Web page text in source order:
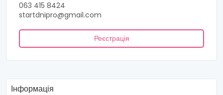
063 415 8424
startdnipro@gmail.com
Реєстрація
Інформація